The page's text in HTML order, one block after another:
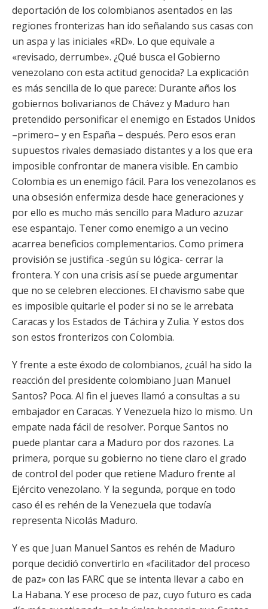
deportación de los colombianos asentados en las
regiones fronterizas han ido señalando sus casas con
un aspa y las iniciales «RD». Lo que equivale a
«revisado, derrumbe». ¿Qué busca el Gobierno
venezolano con esta actitud genocida? La explicación
es más sencilla de lo que parece: Durante años los
gobiernos bolivarianos de Chávez y Maduro han
pretendido personificar el enemigo en Estados Unidos
–primero– y en España – después. Pero esos eran
supuestos rivales demasiado distantes y a los que era
imposible confrontar de manera visible. En cambio
Colombia es un enemigo fácil. Para los venezolanos es
una obsesión enfermiza desde hace generaciones y
por ello es mucho más sencillo para Maduro azuzar
ese espantajo. Tener como enemigo a un vecino
acarrea beneficios complementarios. Como primera
provisión se justifica -según su lógica- cerrar la
frontera. Y con una crisis así se puede argumentar
que no se celebren elecciones. El chavismo sabe que
es imposible quitarle el poder si no se le arrebata
Caracas y los Estados de Táchira y Zulia. Y estos dos
son estos fronterizos con Colombia.
Y frente a este éxodo de colombianos, ¿cuál ha sido la
reacción del presidente colombiano Juan Manuel
Santos? Poca. Al fin el jueves llamó a consultas a su
embajador en Caracas. Y Venezuela hizo lo mismo. Un
empate nada fácil de resolver. Porque Santos no
puede plantar cara a Maduro por dos razones. La
primera, porque su gobierno no tiene claro el grado
de control del poder que retiene Maduro frente al
Ejército venezolano. Y la segunda, porque en todo
caso él es rehén de la Venezuela que todavía
representa Nicolás Maduro.
Y es que Juan Manuel Santos es rehén de Maduro
porque decidió convertirlo en «facilitador del proceso
de paz» con las FARC que se intenta llevar a cabo en
La Habana. Y ese proceso de paz, cuyo futuro es cada